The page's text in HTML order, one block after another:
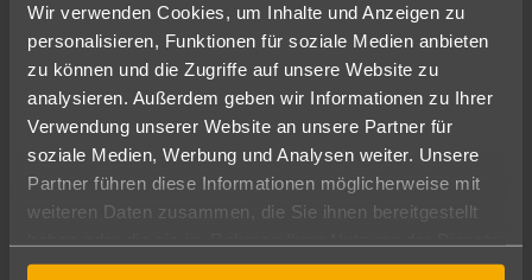
Wir verwenden Cookies, um Inhalte und Anzeigen zu
personalisieren, Funktionen für soziale Medien anbieten
zu können und die Zugriffe auf unsere Website zu
analysieren. Außerdem geben wir Informationen zu Ihrer
Verwendung unserer Website an unsere Partner für
soziale Medien, Werbung und Analysen weiter. Unsere
Partner führen diese Informationen möglicherweise mit
weiteren Daten zusammen, die Sie ihnen bereitgestellt
gesammelt haben.
Ändere die Kriterien nach deinen Wünschen
Pauschal Nur Hotel
Abflughafen
Alle Abflughäfen
11.08.26–09.08.27 7-21 Nächte